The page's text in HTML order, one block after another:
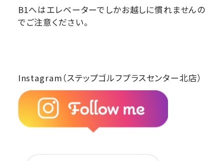
B1へはエレベーターでしかお越しに慣れませんの
でご注意ください。
Instagram（ステップゴルフプラスセンター北店）